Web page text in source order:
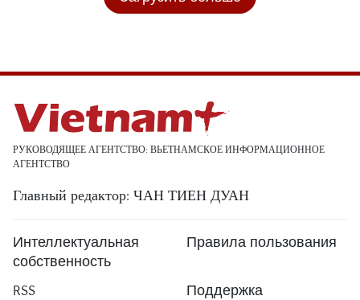
РУКОВОДЯЩЕЕ АГЕНТСТВО: ВЬЕТНАМСКОЕ ИНФОРМАЦИОННОЕ
АГЕНТСТВО
Главный редактор: ЧАН ТИЕН ДУАН
Интеллектуальная
собственность
Правила пользования
RSS Поддержка